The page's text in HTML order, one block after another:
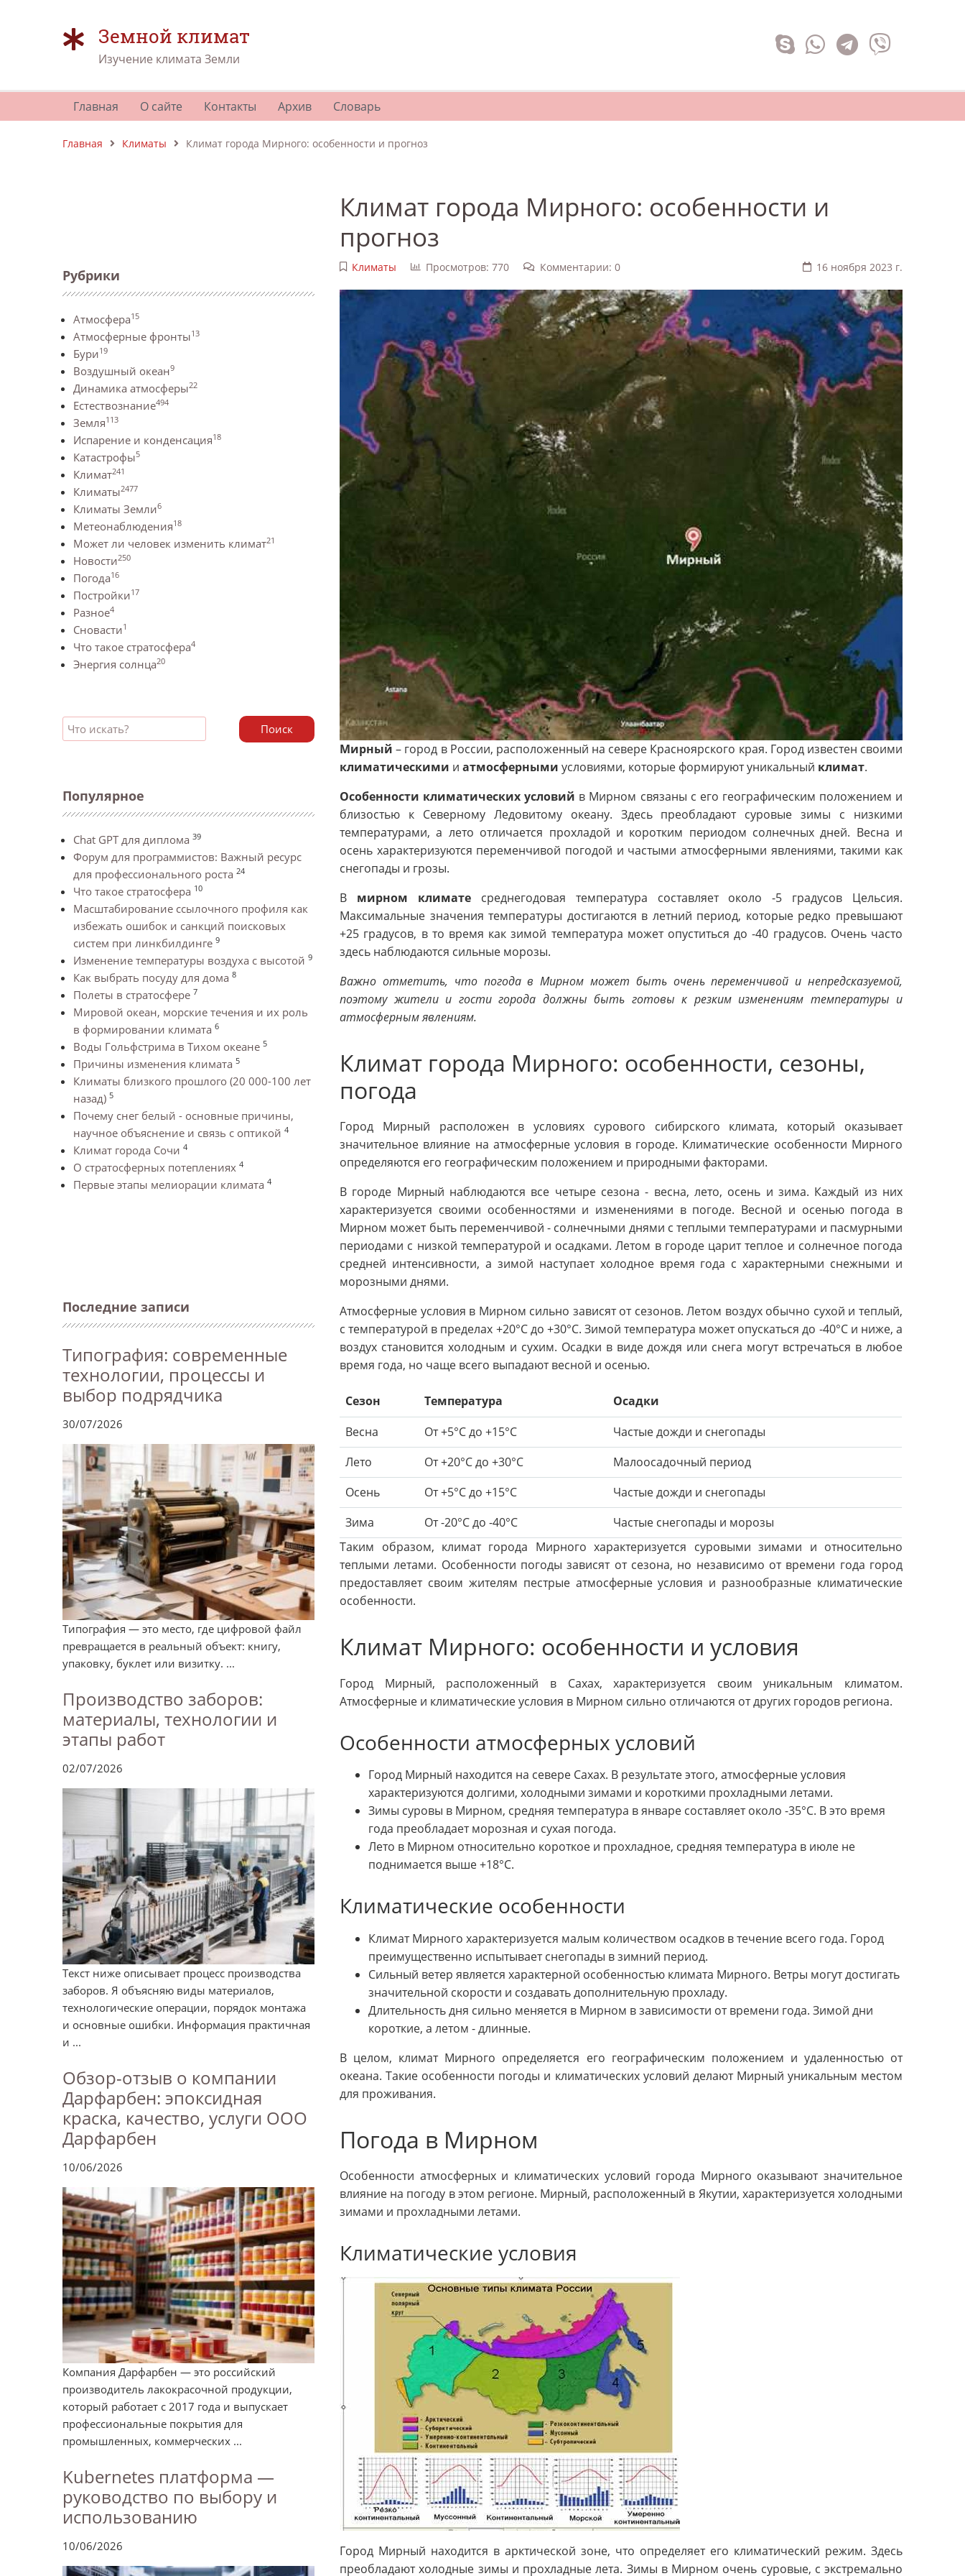
Земной климат
Изучение климата Земли
Главная О сайте Контакты Архив Словарь
Главная Климаты Климат города Мирного: особенности и прогноз
Рубрики
Атмосфера15
Атмосферные фронты13
Бури19
Воздушный океан9
Динамика атмосферы22
Естествознание494
Земля113
Испарение и конденсация18
Катастрофы5
Климат241
Климаты2477
Климаты Земли6
Метеонаблюдения18
Может ли человек изменить климат21
Новости250
Погода16
Постройки17
Разное4
Сновасти1
Что такое стратосфера4
Энергия солнца20
Поиск
Популярное
Chat GPT для диплома 39
Форум для программистов: Важный ресурс
для профессионального роста 24
Что такое стратосфера 10
Масштабирование ссылочного профиля как
избежать ошибок и санкций поисковых
систем при линкбилдинге 9
Изменение температуры воздуха с высотой 9
Как выбрать посуду для дома 8
Полеты в стратосфере 7
Мировой океан, морские течения и их роль
в формировании климата 6
Воды Гольфстрима в Тихом океане 5
Причины изменения климата 5
Климаты близкого прошлого (20 000-100 лет
назад) 5
Почему снег белый - основные причины,
научное объяснение и связь с оптикой 4
Климат города Сочи 4
О стратосферных потеплениях 4
Первые этапы мелиорации климата 4
Последние записи
Типография: современные
технологии, процессы и
выбор подрядчика
30/07/2026
Типография — это место, где цифровой файл
превращается в реальный объект: книгу,
упаковку, буклет или визитку. ...
Производство заборов:
материалы, технологии и
этапы работ
02/07/2026
Текст ниже описывает процесс производства
заборов. Я объясняю виды материалов,
технологические операции, порядок монтажа
и основные ошибки. Информация практичная
и ...
Обзор-отзыв о компании
Дарфарбен: эпоксидная
краска, качество, услуги ООО
Дарфарбен
10/06/2026
Компания Дарфарбен — это российский
производитель лакокрасочной продукции,
который работает с 2017 года и выпускает
профессиональные покрытия для
промышленных, коммерческих ...
Kubernetes платформа —
руководство по выбору и
использованию
10/06/2026
Климат города Мирного: особенности и
прогноз
Климаты Просмотров: 770 Комментарии: 0 16 ноября 2023 г.
Мирный – город в России, расположенный на севере Красноярского края. Город известен своими
климатическими иатмосферными условиями, которые формируют уникальный климат.
Особенности климатических условий в Мирном связаны с его географическим положением и
близостью к Северному Ледовитому океану. Здесь преобладают суровые зимы с низкими
температурами, а лето отличается прохладой и коротким периодом солнечных дней. Весна и
осень характеризуются переменчивой погодой и частыми атмосферными явлениями, такими как
снегопады и грозы.
В мирном климатесреднегодовая температура составляет около -5 градусов Цельсия.
Максимальные значения температуры достигаются в летний период, которые редко превышают
+25 градусов, в то время как зимой температура может опуститься до -40 градусов. Очень часто
здесь наблюдаются сильные морозы.
Важно отметить, что погода в Мирном может быть очень переменчивой и непредсказуемой,
поэтому жители и гости города должны быть готовы к резким изменениям температуры и
атмосферным явлениям.
Климат города Мирного: особенности, сезоны,
погода
Город Мирный расположен в условиях сурового сибирского климата, который оказывает
значительное влияние на атмосферные условия в городе. Климатические особенности Мирного
определяются его географическим положением и природными факторами.
В городе Мирный наблюдаются все четыре сезона - весна, лето, осень и зима. Каждый из них
характеризуется своими особенностями и изменениями в погоде. Весной и осенью погода в
Мирном может быть переменчивой - солнечными днями с теплыми температурами и пасмурными
периодами с низкой температурой и осадками. Летом в городе царит теплое и солнечное погода
средней интенсивности, а зимой наступает холодное время года с характерными снежными и
морозными днями.
Атмосферные условия в Мирном сильно зависят от сезонов. Летом воздух обычно сухой и теплый,
с температурой в пределах +20°C до +30°C. Зимой температура может опускаться до -40°C и ниже, а
воздух становится холодным и сухим. Осадки в виде дождя или снега могут встречаться в любое
время года, но чаще всего выпадают весной и осенью.
Сезон Температура
Осадки
Весна
От +5°C до +15°C
Частые дожди и снегопады
Лето
От +20°C до +30°C
Малоосадочный период
Осень
От +5°C до +15°C
Частые дожди и снегопады
Зима
От -20°C до -40°C
Частые снегопады и морозы
Таким образом, климат города Мирного характеризуется суровыми зимами и относительно
теплыми летами. Особенности погоды зависят от сезона, но независимо от времени года город
предоставляет своим жителям пестрые атмосферные условия и разнообразные климатические
особенности.
Климат Мирного: особенности и условия
Город Мирный, расположенный в Сахах, характеризуется своим уникальным климатом.
Атмосферные и климатические условия в Мирном сильно отличаются от других городов региона.
Особенности атмосферных условий
Город Мирный находится на севере Сахах. В результате этого, атмосферные условия
характеризуются долгими, холодными зимами и короткими прохладными летами.
Зимы суровы в Мирном, средняя температура в январе составляет около -35°C. В это время
года преобладает морозная и сухая погода.
Лето в Мирном относительно короткое и прохладное, средняя температура в июле не
поднимается выше +18°C.
Климатические особенности
Климат Мирного характеризуется малым количеством осадков в течение всего года. Город
преимущественно испытывает снегопады в зимний период.
Сильный ветер является характерной особенностью климата Мирного. Ветры могут достигать
значительной скорости и создавать дополнительную прохладу.
Длительность дня сильно меняется в Мирном в зависимости от времени года. Зимой дни
короткие, а летом - длинные.
В целом, климат Мирного определяется его географическим положением и удаленностью от
океана. Такие особенности погоды и климатических условий делают Мирный уникальным местом
для проживания.
Погода в Мирном
Особенности атмосферных и климатических условий города Мирного оказывают значительное
влияние на погоду в этом регионе. Мирный, расположенный в Якутии, характеризуется холодными
зимами и прохладными летами.
Климатические условия
Город Мирный находится в арктической зоне, что определяет его климатический режим. Здесь
преобладают холодные зимы и прохладные лета. Зимы в Мирном очень суровые, с экстремально